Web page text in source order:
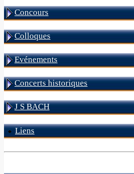
Concours
Colloques
Evénements
Concerts historiques
J S BACH
Liens